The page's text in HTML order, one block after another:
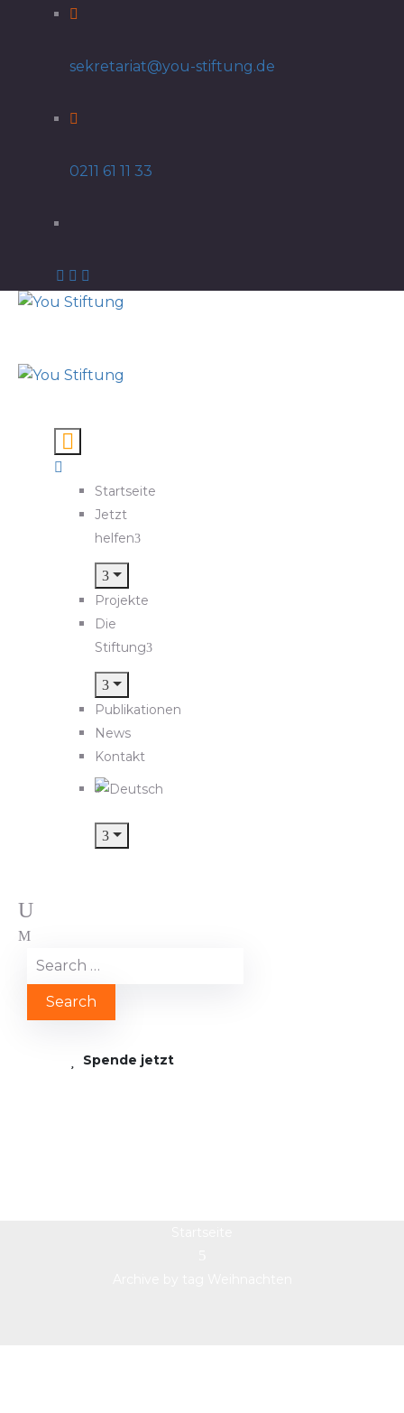
sekretariat@you-stiftung.de
0211 61 11 33
Startseite
Jetzt
helfen
Projekte
Die
Stiftung
Publikationen
News
Kontakt
Spende jetzt